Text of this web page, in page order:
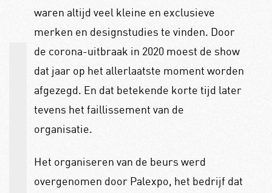
waren altijd veel kleine en exclusieve
merken en designstudies te vinden. Door
de corona-uitbraak in 2020 moest de show
dat jaar op het allerlaatste moment worden
afgezegd. En dat betekende korte tijd later
tevens het faillissement van de
organisatie.
Het organiseren van de beurs werd
overgenomen door Palexpo, het bedrijf dat